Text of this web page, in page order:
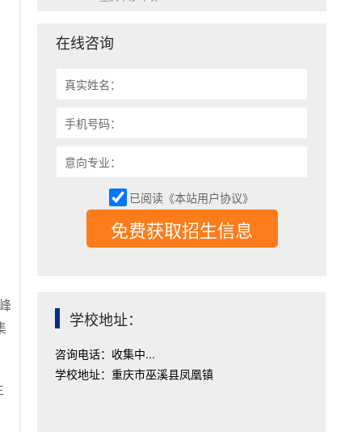
在线咨询
真实姓名：
手机号码：
意向专业：
已阅读《本站用户协议》
免费获取招生信息
学校地址：
咨询电话：收集中...
学校地址：重庆市巫溪县凤凰镇